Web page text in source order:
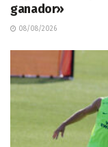
ganador»
08/08/2026